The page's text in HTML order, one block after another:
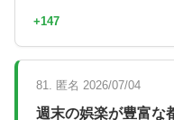
+147
81. 匿名 2026/07/04
週末の娯楽が豊富な